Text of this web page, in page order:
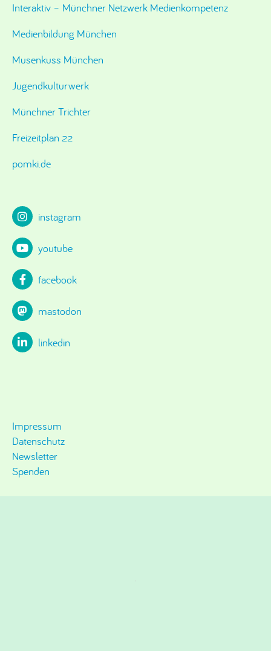
Interaktiv – Münchner Netzwerk Medienkompetenz
Medienbildung München
Musenkuss München
Jugendkulturwerk
Münchner Trichter
Freizeitplan 22
pomki.de
instagram
youtube
facebook
mastodon
linkedin
Impressum
Datenschutz
Newsletter
Spenden